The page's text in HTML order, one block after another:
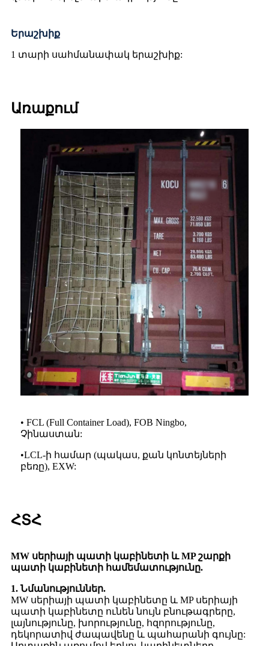
Երաշխիք
1 տարի սահմանափակ երաշխիք:
Առաքում
• FCL (Full Container Load), FOB Ningbo,
Չինաստան:
•LCL-ի համար (պակաս, քան կոնտեյների
բեռը), EXW:
ՀՏՀ
MW սերիայի պատի կաբինետի և MP շարքի
պատի կաբինետի համեմատությունը.
1. Նմանություններ.
MW սերիայի պատի կաբինետը և MP սերիայի
պատի կաբինետը ունեն նույն բնութագրերը,
լայնությունը, խորությունը, հզորությունը,
դեկորատիվ ժապավենը և պահարանի գույնը: